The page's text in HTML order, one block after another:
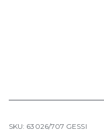
SKU: 63026/707 GESSI